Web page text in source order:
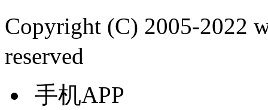
Copyright (C) 2005-2022
reserved
手机APP